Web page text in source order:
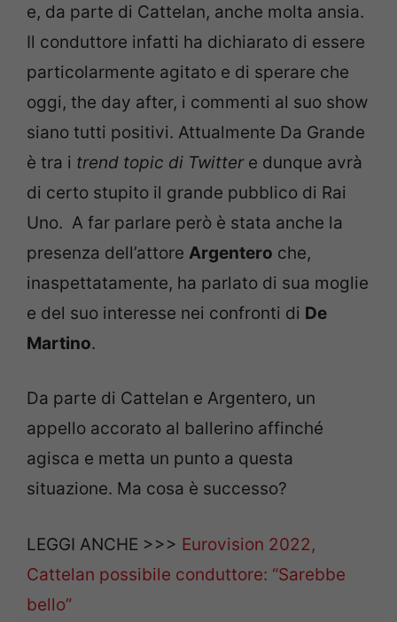
e, da parte di Cattelan, anche molta ansia.
Il conduttore infatti ha dichiarato di essere
particolarmente agitato e di sperare che
oggi, the day after, i commenti al suo show
siano tutti positivi. Attualmente Da Grande
è tra i trend topic di Twittere dunque avrà
di certo stupito il grande pubblico di Rai
Uno. A far parlare però è stata anche la
presenza dell’attore Argentero che,
inaspettatamente, ha parlato di sua moglie
e del suo interesse nei confronti di De
Martino.
Da parte di Cattelan e Argentero, un
appello accorato al ballerino affinché
agisca e metta un punto a questa
situazione. Ma cosa è successo?
LEGGI ANCHE >>> Eurovision 2022,
Cattelan possibile conduttore: “Sarebbe
bello”